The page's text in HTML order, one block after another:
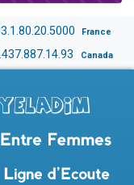
France
Canada